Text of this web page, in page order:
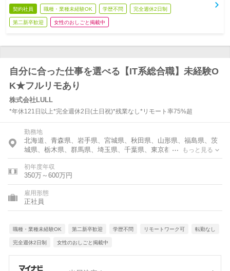
契約社員 職種・業種未経験OK 学歴不問 完全週休2日制
第二新卒歓迎 女性のおしごと掲載中
自分に合った仕事を選べる【IT系総合職】未経験O
K★フルリモあり
株式会社LULL
*年休121日以上*完全週休2日(土日祝)*残業なし*リモート率75%超
勤務地
北海道、青森県、岩手県、宮城県、秋田県、山形県、福島県、茨
城県、栃木県、群馬県、埼玉県、千葉県、東京都、神奈川県、富
山県、石川県、福井県、新潟県、山梨県、長野県、岐阜県、静岡
県、愛知県、三重県、滋賀県、京都府、大阪府、兵庫県、奈良
県、和歌山県、鳥取県、島根県、岡山県、広島県、山口県、徳島
県、香川県、愛媛県、高知県、福岡県、佐賀県、長崎県、熊本
県、大分県、宮崎県、鹿児島県、沖縄県
もっと見る
初年度年収
350万～600万円
雇用形態
正社員
職種・業種未経験OK 第二新卒歓迎 学歴不問 リモートワーク可 転勤なし
完全週休2日制 女性のおしごと掲載中